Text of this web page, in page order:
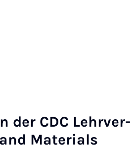
der CDC Lehrver­
Ma­ter­i­als